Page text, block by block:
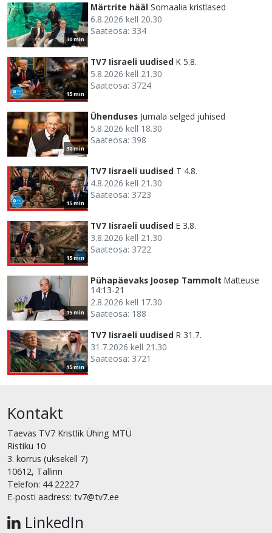
30 min
Märtrite hääl Somaalia kristlased
6.8.2026 kell 20.30
Saateosa: 334
15 min
TV7 Iisraeli uudised K 5.8.
5.8.2026 kell 21.30
Saateosa: 3724
30 min
Ühenduses Jumala selged juhised
5.8.2026 kell 18.30
Saateosa: 398
15 min
TV7 Iisraeli uudised T 4.8.
4.8.2026 kell 21.30
Saateosa: 3723
15 min
TV7 Iisraeli uudised E 3.8.
3.8.2026 kell 21.30
Saateosa: 3722
15 min
Pühapäevaks Joosep Tammolt Matteuse
14:13-21
2.8.2026 kell 17.30
Saateosa: 188
15 min
TV7 Iisraeli uudised R 31.7.
31.7.2026 kell 21.30
Saateosa: 3721
Kontakt
Taevas TV7 Kristlik Ühing MTÜ
Ristiku 10
3. korrus (uksekell 7)
10612, Tallinn
Telefon: 44 22227
E-posti aadress: tv7@tv7.ee
LinkedIn